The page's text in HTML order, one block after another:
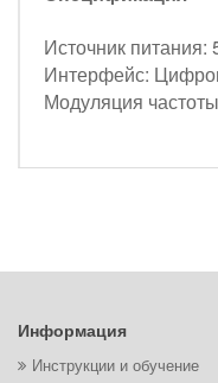
Источник питания:
Интерфейс:
Модуляция
Информация
Инструкции и обучение